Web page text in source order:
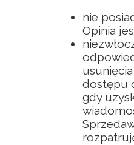
nie
Opinia
dostępu
gdy